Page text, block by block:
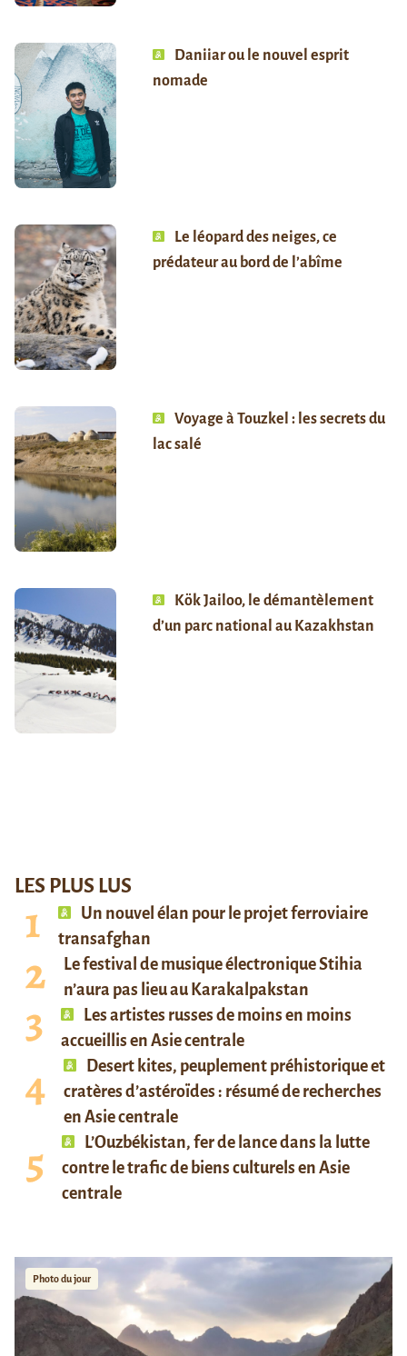
Daniiar ou le nouvel esprit
nomade
Le léopard des neiges, ce
prédateur au bord de l’abîme
Voyage à Touzkel : les secrets du
lac salé
Kök Jailoo, le démantèlement
d’un parc national au Kazakhstan
LES PLUS LUS
Un nouvel élan pour le projet ferroviaire
transafghan
Le festival de musique électronique Stihia
n’aura pas lieu au Karakalpakstan
Les artistes russes de moins en moins
accueillis en Asie centrale
Desert kites, peuplement préhistorique et
cratères d’astéroïdes : résumé de recherches
en Asie centrale
L’Ouzbékistan, fer de lance dans la lutte
contre le trafic de biens culturels en Asie
centrale
Photo du jour